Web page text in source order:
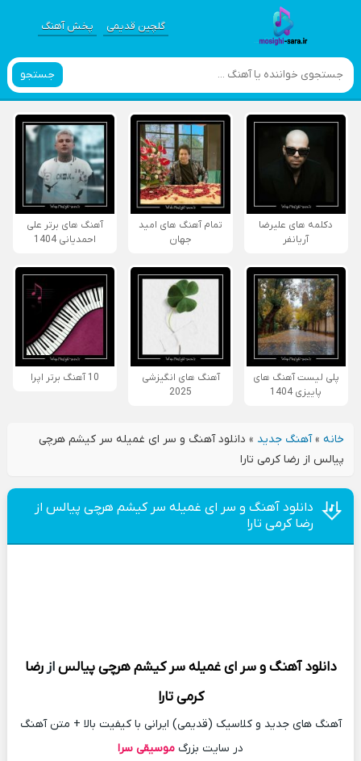
گلچین قدیمی پخش آهنگ
جستجو
دکلمه های علیرضا
آریانفر
تمام آهنگ های امید
جهان
آهنگ های برتر علی
احمدیانی 1404
پلی لیست آهنگ های
پاییزی 1404
آهنگ های انگیزشی
2025
10 آهنگ برتر اپرا
خانه»آهنگ جدید » دانلود آهنگ و سر ای غمیله سر کیشم هرچی
پیالس از رضا کرمی تارا
دانلود آهنگ و سر ای غمیله سر کیشم هرچی پیالس از
رضا کرمی تارا
دانلود آهنگ و سر ای غمیله سر کیشم هرچی پیالس ازرضا
کرمی تارا
آهنگ های جدید و کلاسیک (قدیمی) ایرانی با کیفیت بالا + متن آهنگ
در سایت بزرگ موسیقی سرا